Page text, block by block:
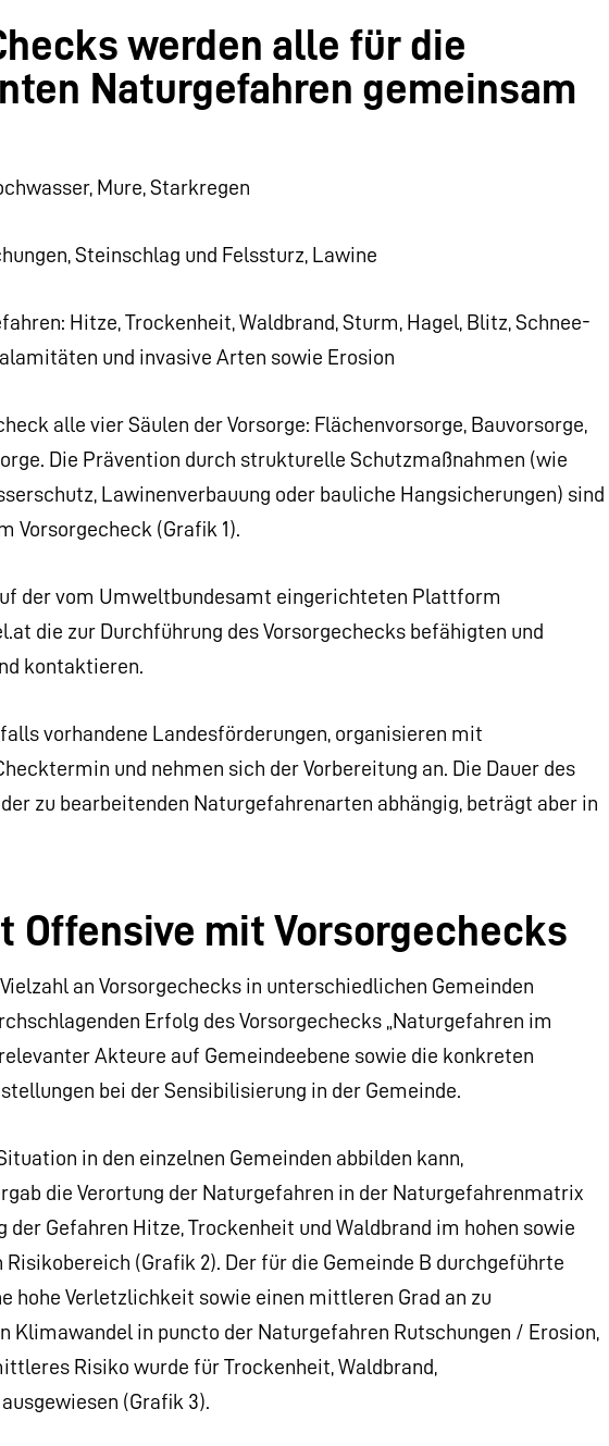
werden alle für die
Naturgefahren gemeinsam
Mure, Starkregen
Steinschlag und Felssturz, Lawine
Hitze, Trockenheit, Waldbrand, Sturm, Hagel, Blitz, Schnee-
und invasive Arten sowie Erosion
alle vier Säulen der Vorsorge: Flächenvorsorge, Bauvorsorge,
Die Prävention durch strukturelle Schutzmaßnahmen (wie
Lawinenverbauung oder bauliche Hangsicherungen) sind
Vorsorgecheck (Grafik 1).
der vom Umweltbundesamt eingerichteten Plattform
die zur Durchführung des Vorsorgechecks befähigten und
kontaktieren.
vorhandene Landesförderungen, organisieren mit
und nehmen sich der Vorbereitung an. Die Dauer des
zu bearbeitenden Naturgefahrenarten abhängig, beträgt aber in
Offensive mit Vorsorgechecks
an Vorsorgechecks in unterschiedlichen Gemeinden
Erfolg des Vorsorgechecks „Naturgefahren im
Akteure auf Gemeindeebene sowie die konkreten
bei der Sensibilisierung in der Gemeinde.
in den einzelnen Gemeinden abbilden kann,
die Verortung der Naturgefahren in der Naturgefahrenmatrix
der Gefahren Hitze, Trockenheit und Waldbrand im hohen sowie
(Grafik 2). Der für die Gemeinde B durchgeführte
hohe Verletzlichkeit sowie einen mittleren Grad an zu
Klimawandel in puncto der Naturgefahren Rutschungen / Erosion,
Risiko wurde für Trockenheit, Waldbrand,
(Grafik 3).